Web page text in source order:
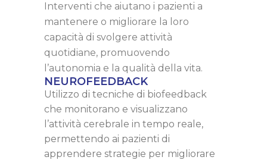
Interventi che aiutano i pazienti a
mantenere o migliorare la loro
capacità di svolgere attività
quotidiane, promuovendo
l’autonomia e la qualità della vita.
NEUROFEEDBACK
Utilizzo di tecniche di biofeedback
che monitorano e visualizzano
l’attività cerebrale in tempo reale,
permettendo ai pazienti di
apprendere strategie per migliorare